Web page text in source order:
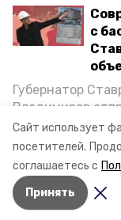
Сайт использует
посетителей.
соглашаетесь с
Принять
с
Губернатор
Владимиров
Минеральные
строительство
Минводах, а
постройке
жителей.
возбуждено
«Кража».
Ранее
находчивых
которые
магазина.
Авторы: Никита